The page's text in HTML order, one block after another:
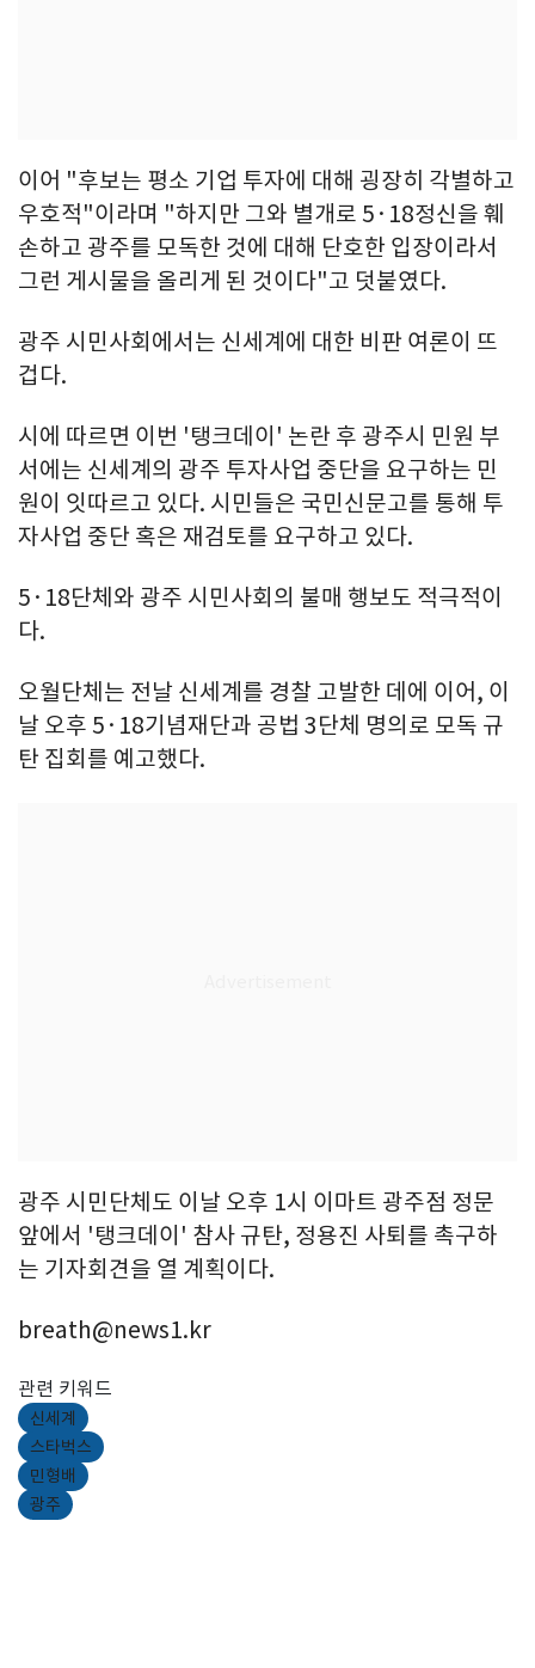
이어 "후보는 평소 기업 투자에 대해 굉장히 각별하고
우호적"이라며 "하지만 그와 별개로 5·18정신을 훼
손하고 광주를 모독한 것에 대해 단호한 입장이라서
그런 게시물을 올리게 된 것이다"고 덧붙였다.
광주 시민사회에서는 신세계에 대한 비판 여론이 뜨
겁다.
시에 따르면 이번 '탱크데이' 논란 후 광주시 민원 부
서에는 신세계의 광주 투자사업 중단을 요구하는 민
원이 잇따르고 있다. 시민들은 국민신문고를 통해 투
자사업 중단 혹은 재검토를 요구하고 있다.
5·18단체와 광주 시민사회의 불매 행보도 적극적이
다.
오월단체는 전날 신세계를 경찰 고발한 데에 이어, 이
날 오후 5·18기념재단과 공법 3단체 명의로 모독 규
탄 집회를 예고했다.
광주 시민단체도 이날 오후 1시 이마트 광주점 정문
앞에서 '탱크데이' 참사 규탄, 정용진 사퇴를 촉구하
는 기자회견을 열 계획이다.
breath@news1.kr
관련 키워드
신세계
스타벅스
민형배
광주